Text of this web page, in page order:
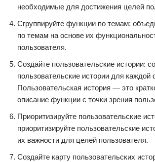
необходимые для достижения целей
Сгруппируйте функции по темам:
по темам на основе их
пользователя.
Создайте пользовательские истории:
пользовательские истории для каждой
Пользовательская история — это
описание функции с точки зрения
Приоритизируйте пользовательские
приоритизируйте пользовательские
их важности для целей пользователя.
Создайте карту пользовательских